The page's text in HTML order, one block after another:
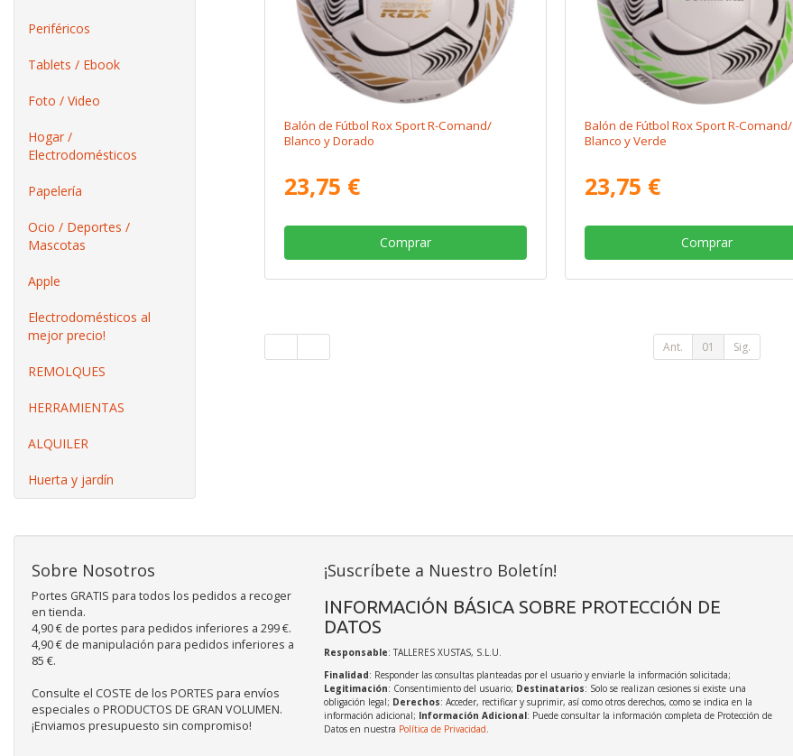
Periféricos
Tablets / Ebook
Foto / Video
Hogar /
Electrodomésticos
Papelería
Ocio / Deportes /
Mascotas
Apple
Electrodomésticos al
mejor precio!
REMOLQUES
HERRAMIENTAS
ALQUILER
Huerta y jardín
Balón de Fútbol Rox Sport R-Comand/
Blanco y Dorado
23,75 €
Comprar
Balón de Fútbol Rox Sport R-Comand/
Blanco y Verde
23,75 €
Comprar
Ant. 01 Sig.
Sobre Nosotros
Portes GRATIS para todos los pedidos a recoger
en tienda.
4,90 € de portes para pedidos inferiores a 299 €.
4,90 € de manipulación para pedidos inferiores a
85 €.
Consulte el COSTE de los PORTES para envíos
especiales o PRODUCTOS DE GRAN VOLUMEN.
¡Enviamos presupuesto sin compromiso!
¡Suscríbete a Nuestro Boletín!
INFORMACIÓN BÁSICA SOBRE PROTECCIÓN DE
DATOS
Responsable: TALLERES XUSTAS, S.L.U.
Finalidad: Responder las consultas planteadas por el usuario y enviarle la información solicitada;
Legitimación: Consentimiento del usuario; Destinatarios: Solo se realizan cesiones si existe una
obligación legal; Derechos: Acceder, rectificar y suprimir, así como otros derechos, como se indica en la
información adicional; Información Adicional: Puede consultar la información completa de Protección de
Datos en nuestra Política de Privacidad.